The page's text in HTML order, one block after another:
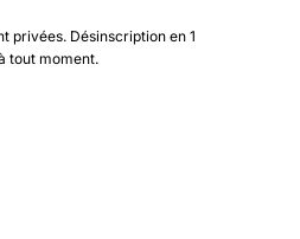
privées. Désinscription en 1
tout moment.